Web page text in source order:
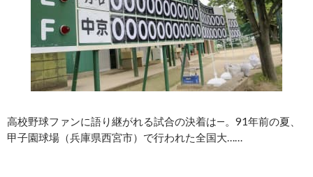
高校野球ファンに語り継がれる試合の決着は―。91年前の夏、
甲子園球場（兵庫県西宮市）で行われた全国大……